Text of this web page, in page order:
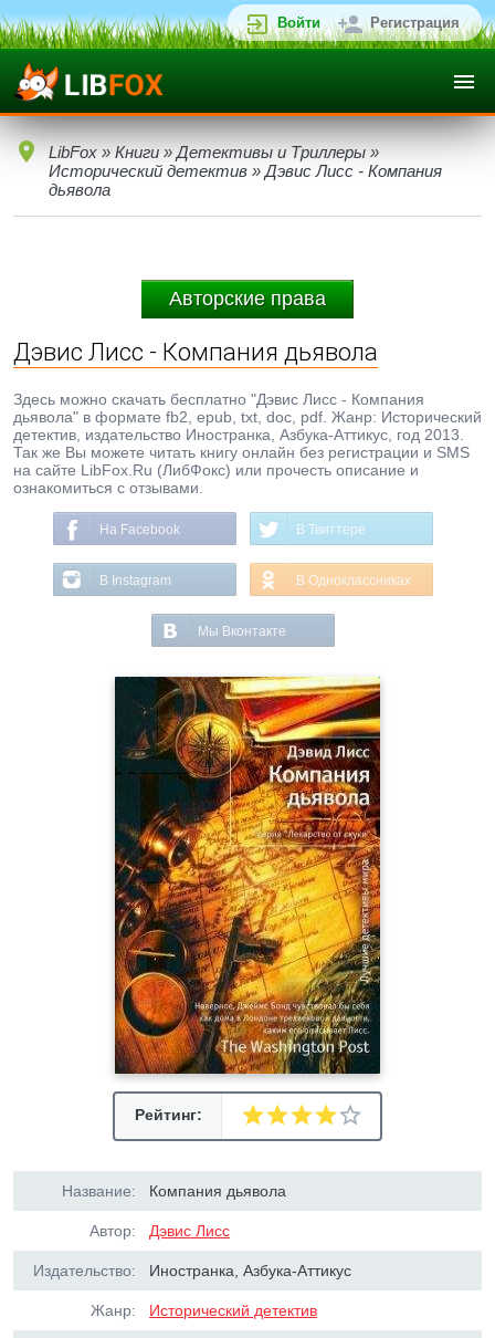
Войти Регистрация
LibFox » Книги » Детективы и Триллеры »
Исторический детектив » Дэвис Лисс - Компания
дьявола
Авторские права
Дэвис Лисс - Компания дьявола
Здесь можно скачать бесплатно "Дэвис Лисс - Компания
дьявола" в формате fb2, epub, txt, doc, pdf. Жанр: Исторический
детектив, издательство Иностранка, Азбука-Аттикус, год 2013.
Так же Вы можете читать книгу онлайн без регистрации и SMS
на сайте LibFox.Ru (ЛибФокс) или прочесть описание и
ознакомиться с отзывами.
На Facebook В Твиттере
В Instagram В Одноклассниках
Мы Вконтакте
Рейтинг:
Название: Компания дьявола
Автор: Дэвис Лисс
Издательство: Иностранка, Азбука-Аттикус
Жанр: Исторический детектив